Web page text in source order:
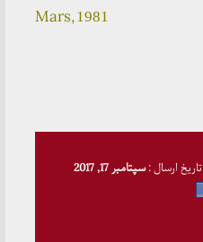
Mars,1981
تاریخ ارسال :سپتامبر 17, 2017